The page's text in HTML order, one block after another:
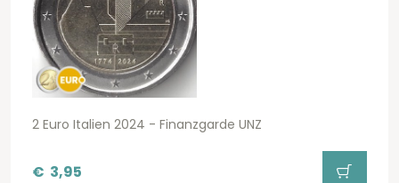
2 Euro Italien 2024 - Finanzgarde UNZ
€ 3,95